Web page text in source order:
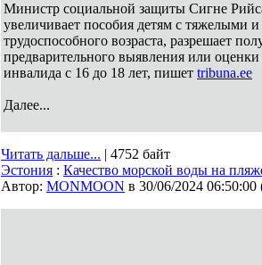
Министр социальной защиты Сигне
увеличивает пособия детям с
трудоспособного возраста, разрешает
предварительного выявления или
инвалида с 16 до 18 лет, пишет tribuna.ee
Далее...
Читать дальше... | 4752 байт
Эстония : Качество морской воды на
Автор: MONMOON в 30/06/2024 06:50:00